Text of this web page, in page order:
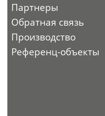
Партнеры
Обратная связь
Производство
Референц-объекты